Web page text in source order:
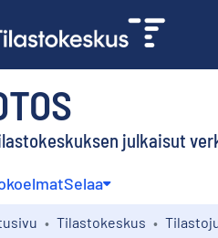
julkaisut
Selaa
Tilastokeskus